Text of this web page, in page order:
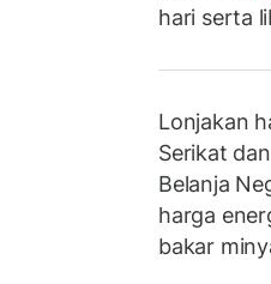
hari serta
Lonjakan
Serikat
Belanja
harga
bakar